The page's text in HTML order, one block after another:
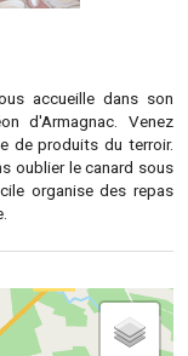
accueille dans son
d'Armagnac. Venez
de produits du terroir.
oublier le canard sous
organise des repas